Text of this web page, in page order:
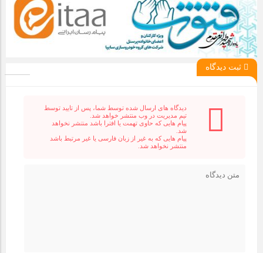
ثبت دیدگاه
دیدگاه های ارسال شده توسط شما، پس از تایید توسط
تیم مدیریت در وب منتشر خواهد شد.
پیام هایی که حاوی تهمت یا افترا باشد منتشر نخواهد
شد.
پیام هایی که به غیر از زبان فارسی یا غیر مرتبط باشد
منتشر نخواهد شد.